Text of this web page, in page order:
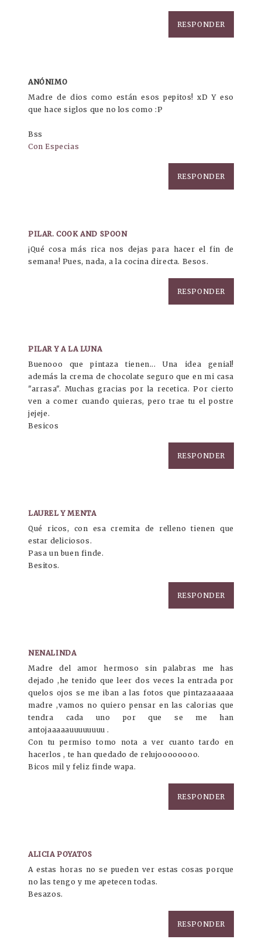
RESPONDER
ANÓNIMO
Madre de dios como están esos pepitos! xD Y eso
que hace siglos que no los como :P
Bss
Con Especias
RESPONDER
PILAR. COOK AND SPOON
¡Qué cosa más rica nos dejas para hacer el fin de
semana! Pues, nada, a la cocina directa. Besos.
RESPONDER
PILAR Y A LA LUNA
Buenooo que pintaza tienen... Una idea genial!
además la crema de chocolate seguro que en mi casa
"arrasa". Muchas gracias por la recetica. Por cierto
ven a comer cuando quieras, pero trae tu el postre
jejeje.
Besicos
RESPONDER
LAUREL Y MENTA
Qué ricos, con esa cremita de relleno tienen que
estar deliciosos.
Pasa un buen finde.
Besitos.
RESPONDER
NENALINDA
Madre del amor hermoso sin palabras me has
dejado ,he tenido que leer dos veces la entrada por
quelos ojos se me iban a las fotos que pintazaaaaaa
madre ,vamos no quiero pensar en las calorias que
tendra cada uno por que se me han
antojaaaaauuuuuuuu .
Con tu permiso tomo nota a ver cuanto tardo en
hacerlos , te han quedado de relujoooooooo.
Bicos mil y feliz finde wapa.
RESPONDER
ALICIA POYATOS
A estas horas no se pueden ver estas cosas porque
no las tengo y me apetecen todas.
Besazos.
RESPONDER